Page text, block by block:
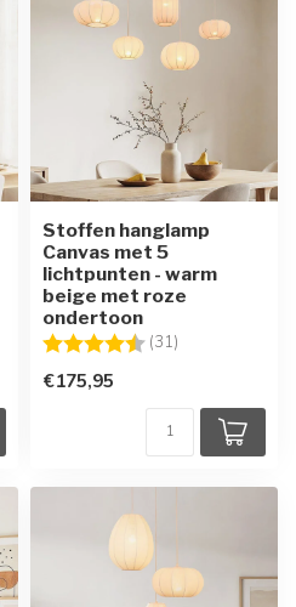
Stoffen hanglamp
Canvas met 5
lichtpunten - warm
beige met roze
ondertoon
Beoordeling: (31)
€175,95